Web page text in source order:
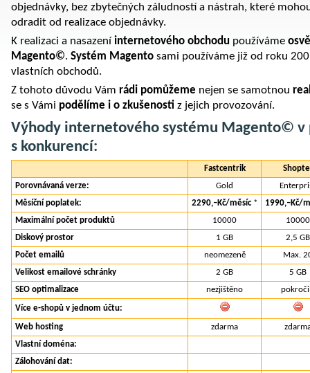
objednávky, bez zbytečných záludností a nástrah, které
odradit od realizace objednávky.
K realizaci a nasazení internetového obchodu používáme
Magento©. Systém Magento sami používáme již od roku
vlastních obchodů.
Z tohoto důvodu Vám rádi pomůžeme nejen se samotnou
se s Vámi podělíme i o zkušenosti z jejich provozování.
Výhody internetového systému Magento© v
s konkurencí:
Fastcentrik
Porovnávaná verze:
Gold
Měsíční poplatek:
2290,–Kč/měsíc*
1990,–Kč/
Maximální počet produktů
10000
10000
Diskový prostor
1 GB
2,5 GB
Počet emailů
neomezeně
Max.
Velikost emailové schránky
2 GB
5 GB
SEO optimalizace
nezjištěno
Více e-shopů v jednom účtu:
Web hosting zdarma
Vlastní doména:
Zálohování dat: